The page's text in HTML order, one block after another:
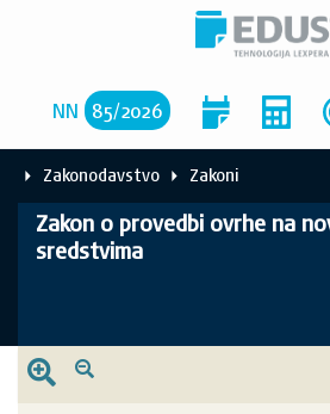
NN 85/2026
Zakonodavstvo Zakoni
Zakon o provedbi ovrhe na
sredstvima